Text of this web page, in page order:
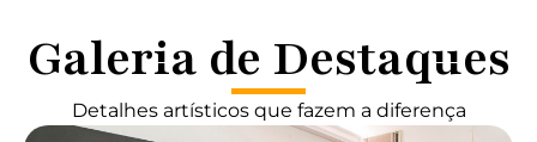
Galeria de Destaques
Detalhes artísticos que fazem a diferença